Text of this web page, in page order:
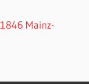
Mainz-